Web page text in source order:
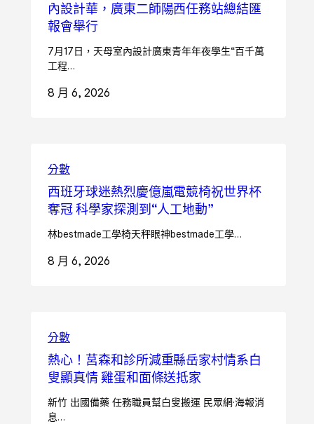
內設計華，廣東二師陽西任務站總結匯
報會舉行
7月17日，天母室內設計廣東青年年夜學生“百千萬
工程…
8 月 6, 2026
分數
西班牙球迷熱烈慶億嵐電競椅祝世界杯
奪冠 科學家探測到“人工地動”
林bestmade工學椅天秤眼神bestmade工學…
8 月 6, 2026
分數
熱心！莒森和診所減重縣岳家村情系白
叟顯真情 雞蛋和面條送抵家
新竹 出國備藥 任務職員幫白叟搬運 民眾網·海報消
息…